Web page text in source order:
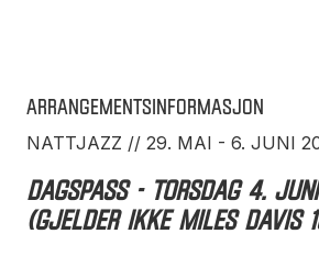
Arrangementsinformasjon
NATTJAZZ // 29. MAI - 6. JUNI
DAGSPASS - torsdag 4.
(gjelder ikke Miles Davis